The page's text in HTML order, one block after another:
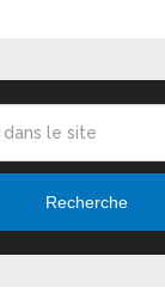
Recherche